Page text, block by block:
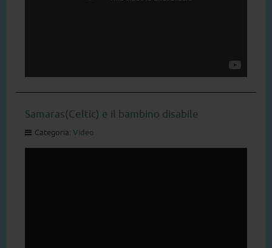
Samaras(Celtic) e il bambino disabile
Categoria: Video